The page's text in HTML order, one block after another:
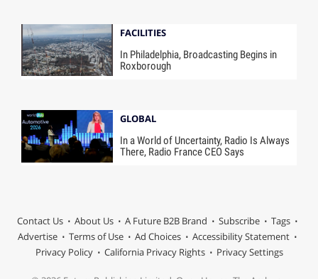
FACILITIES
In Philadelphia, Broadcasting Begins in
Roxborough
GLOBAL
In a World of Uncertainty, Radio Is Always
There, Radio France CEO Says
Contact Us About Us A Future B2B Brand Subscribe
Tags
Advertise
Terms of Use Ad Choices
Accessibility Statement
Privacy Policy
California Privacy Rights Privacy Settings